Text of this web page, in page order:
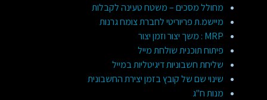
מחולל מסכים – משטח טעינה לקבלות
מיישמ.ת פריוריטי לחברת צומח גרנות
MRP : משך יצור וזמן יצור
פיתוח תוכנית שולחת מייל
שליחת חשבוניות דיגיטליות במייל
שינוי שם של קובץ בזמן יצירת החשבונית
מנות ח"ג